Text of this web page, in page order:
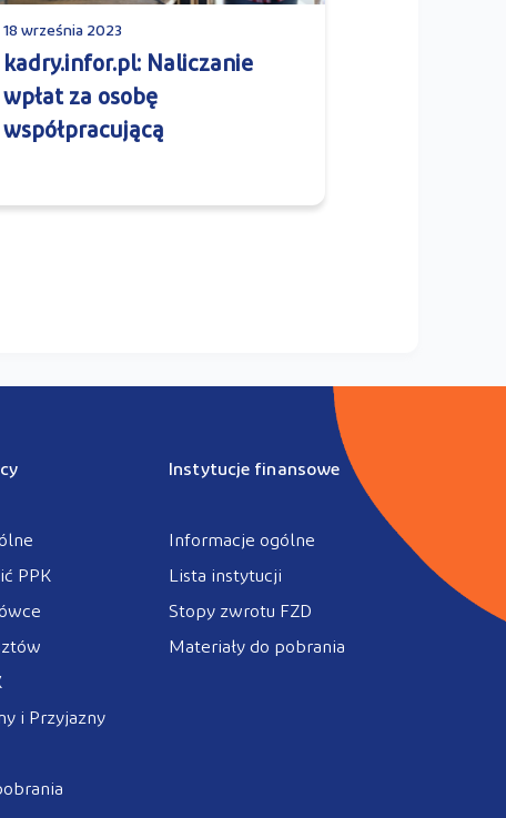
18 września 2023
kadry.infor.pl: Naliczanie
wpłat za osobę
współpracującą
PPK
i Przyjazny
Instytucje finansowe
Informacje ogólne
Lista instytucji
Stopy zwrotu FZD
Materiały do pobrania